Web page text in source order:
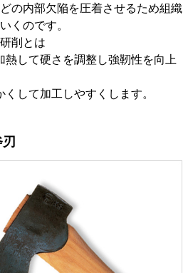
の内部欠陥を圧着させるため組織
くのです。
削とは
熱して硬さを調整し強靭性を向上
して加工しやすくします。